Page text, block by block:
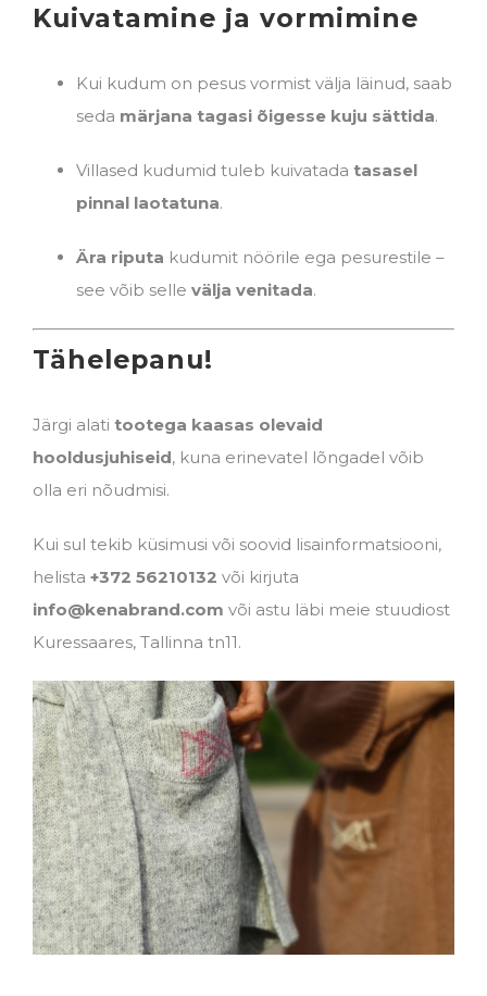
Kuivatamine ja vormimine
Kui kudum on pesus vormist välja läinud, saab
seda märjana tagasi õigesse kuju sättida.
Villased kudumid tuleb kuivatada tasasel
pinnal laotatuna.
Ära riputa kudumit nöörile ega pesurestile –
see võib selle välja venitada.
Tähelepanu!
Järgi alati tootega kaasas olevaid
hooldusjuhiseid, kuna erinevatel lõngadel võib
olla eri nõudmisi.
Kui sul tekib küsimusi või soovid lisainformatsiooni,
helista +372 56210132 või kirjuta
info@kenabrand.com või astu läbi meie stuudiost
Kuressaares, Tallinna tn11.